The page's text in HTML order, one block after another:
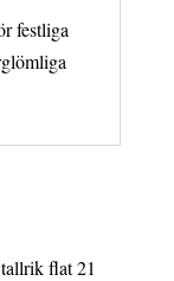
festliga